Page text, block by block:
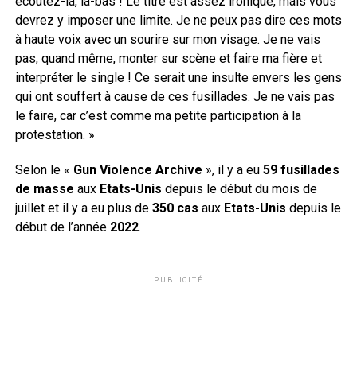
devrez y imposer une limite. Je ne peux pas dire ces mots
à haute voix avec un sourire sur mon visage. Je ne vais
pas, quand même, monter sur scène et faire ma fière et
interpréter le single ! Ce serait une insulte envers les gens
qui ont souffert à cause de ces fusillades. Je ne vais pas
le faire, car c’est comme ma petite participation à la
protestation. »
Selon le « Gun Violence Archive », il y a eu59 fusillades
de masse aux Etats-Unis depuis le début du mois de
juillet et il y a eu plus de 350 cas aux Etats-Unis depuis le
début de l’année 2022.
PUBLICITÉ